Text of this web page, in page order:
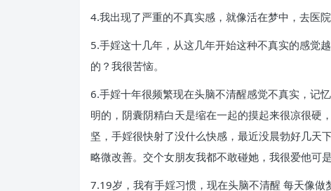
4.我出现了严重的不真实感，就像活在梦中，去医
5.手婬这十几年，从这几年开始这种不真实的感觉
的？我很苦恼。
6.手婬十年很频繁现在头脑不清醒感觉不真实，记
明的，阴囊阴精白天是缩在一起的摸起来很凉很硬
坚，手婬很快射了没什么快感，最近没晨勃好几天
略微改善。交个女朋友我都不敢碰她，我很爱他可
7.19岁，我有手婬习惯，现在头脑不清醒 每天像做